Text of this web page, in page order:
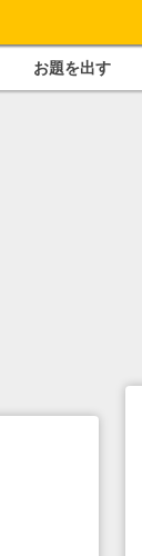
お題を出す